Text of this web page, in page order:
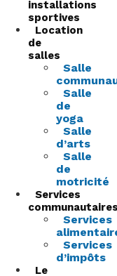
installations
sportives
Location
de
salles
Salle
Salle
de
yoga
Salle
d’arts
Salle
de
motricité
Services
communautaires
Services
Services
d’impôts
Le